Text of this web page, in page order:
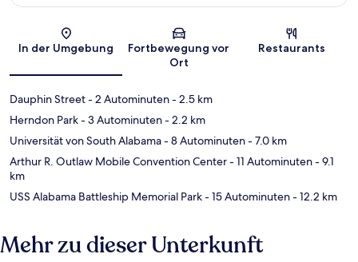
Karte
In der Umgebung
Fortbewegung vor
Ort
Restaurants
Dauphin Street- 2 Autominuten- 2.5 km
Herndon Park- 3 Autominuten- 2.2 km
Universität von South Alabama- 8 Autominuten- 7.0 km
Arthur R. Outlaw Mobile Convention Center- 11 Autominuten- 9.1
km
USS Alabama Battleship Memorial Park- 15 Autominuten- 12.2 km
Mehr zu dieser Unterkunft